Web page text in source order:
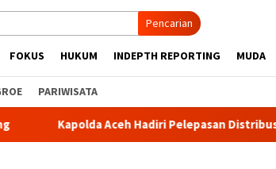
Pencarian
FOKUS HUKUM INDEPTH REPORTING MUDA
PARIWISATA
Kapolda Aceh Hadiri Pelepasan Distribusi